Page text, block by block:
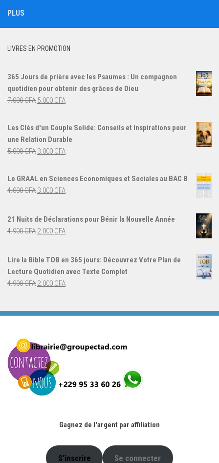
PLUS
LIVRES EN PROMOTION
365 Jours de prière avec les Psaumes : Un compagnon
quotidien pour obtenir des grâces de Dieu
7.000CFA Le
initial
était :
7.000 CFA.
5.000 CFALe
actuel
est :
Les Clés d'un Couple Solide: Conseils et Inspirations pour
une Relation Durable
5.000CFA Le
initial
était :
3.000 CFALe
actuel
Le GRAAL en Sciences Economiques et Sociales au BAC B
4.000CFA Le
4.000 CFA.
3.000 CFALe
3.000 CFA.
21 Nuits de Déclarations pour Bénir la Nouvelle Année
4.900CFA Le
4.900 CFA.
2.000 CFALe
Lire la Bible TOB en 365 jours: Découvrez Votre Plan de
Lecture Quotidien avec Texte Complet
4.900CFA Le
était :
2.000 CFALe
est :
Gagnez de l'argent par affiliation
S'inscrire Se connecter